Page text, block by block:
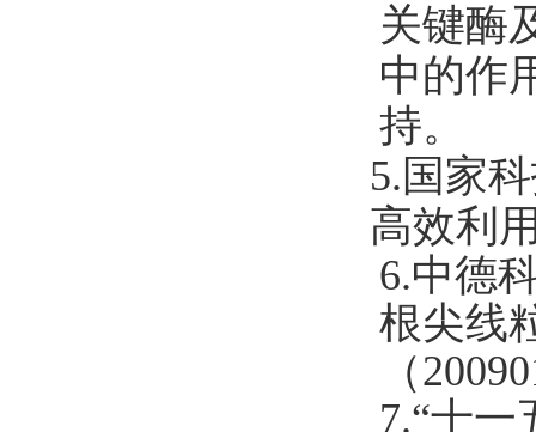
关键酶
中的作
持。
5.国家
高效利
6.中德
根尖线
（
7.“十